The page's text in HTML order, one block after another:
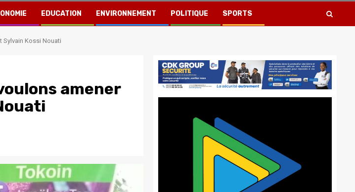
EDUCATION ENVIRONNEMENT POLITIQUE SPORTS
Sylvain Kossi Nouati
amener